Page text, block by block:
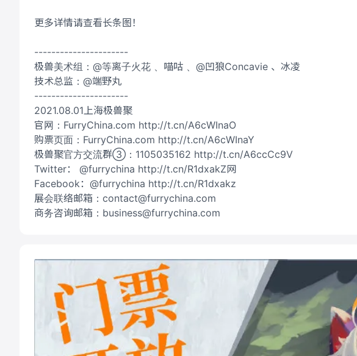
更多详情请查看长条图！
----------------------
极兽美术组：@等离子火花 、喵咕 、@凹狼Concavie 、冰凌
技术总监：@端野丸
----------------------
2021.08.01上海极兽聚
官网：FurryChina.com http://t.cn/A6cWInaO
购票页面：FurryChina.com http://t.cn/A6cWInaY
极兽聚官方交流群③：1105035162 http://t.cn/A6ccCc9V
Twitter： @furrychina http://t.cn/R1dxakZ网
Facebook：@furrychina http://t.cn/R1dxakz
展会联络邮箱：contact@furrychina.com
商务咨询邮箱：business@furrychina.com